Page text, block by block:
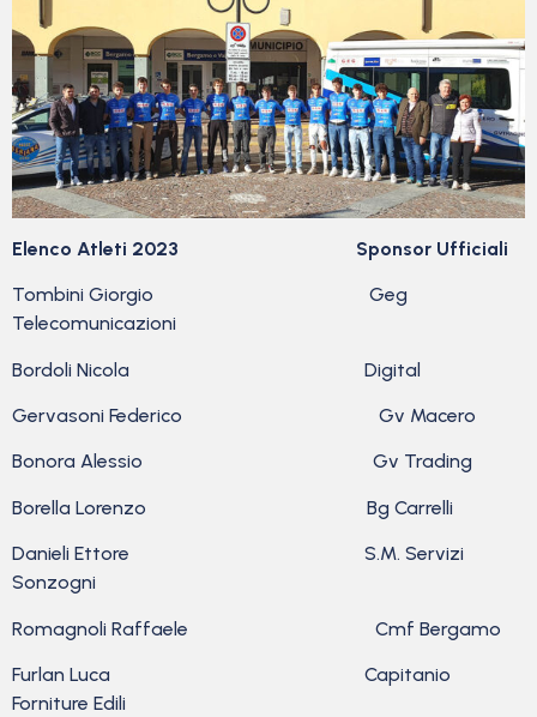
Elenco Atleti 2023 Sponsor Ufficiali
Tombini Giorgio Geg
Telecomunicazioni
Bordoli Nicola Digital
Gervasoni Federico Gv Macero
Bonora Alessio Gv Trading
Borella Lorenzo Bg Carrelli
Danieli Ettore S.M. Servizi
Sonzogni
Romagnoli Raffaele Cmf Bergamo
Furlan Luca Capitanio
Forniture Edili